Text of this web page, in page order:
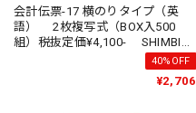
会計伝票-17 横のりタイプ（英
語） 2枚複写式（BOX入500
組）税抜定価¥4,100- SHIMBI
40%OFF
¥2,706